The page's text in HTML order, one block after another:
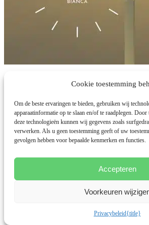
Cookie toestemming
Om de beste ervaringen te bieden, gebruiken wij
apparaatinformatie op te slaan en/of te raadplegen.
deze technologieën kunnen wij gegevens zoals
verwerken. Als u geen toestemming geeft of uw
gevolgen hebben voor bepaalde kenmerken en functies.
Accepteren
Voorkeuren
Privacybeleid{title}
Masculiene vs Feminiene
doorBianca Meijsen|18 apr 2023|Balans
Mama Podcast
In deze Expect a Miracle Podcast #28
Yvonne van Balkom vanuit de vraag: "Wat
lees meer...